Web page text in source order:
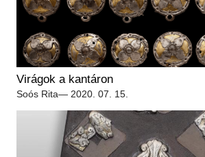
Virágok a kantáron
Soós Rita— 2020. 07. 15.